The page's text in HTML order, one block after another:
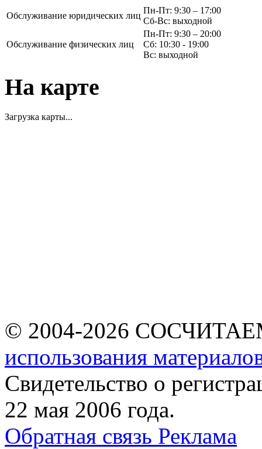
Обслуживание юридических лиц
Пн-Пт: 9:30 – 17:00
Сб-Вс: выходной
Обслуживание физических лиц
Пн-Пт: 9:30 – 20:00
Сб: 10:30 - 19:00
Вс: выходной
На карте
Загрузка карты...
© 2004-2026
использования
Свидетельство о
22 мая 2006 года.
Обратная связь Реклама